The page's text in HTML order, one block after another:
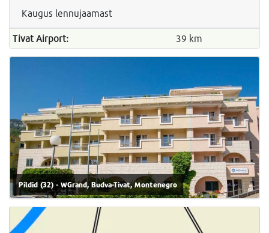
Kaugus lennujaamast
Tivat Airport: 39 km
Pildid (32) - WGrand, Budva-Tivat, Montenegro